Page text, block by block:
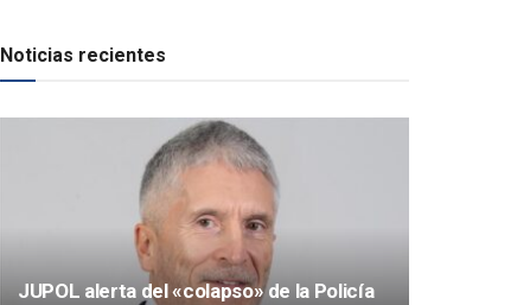
Noticias recientes
JUPOL alerta del «colapso» de la Policía